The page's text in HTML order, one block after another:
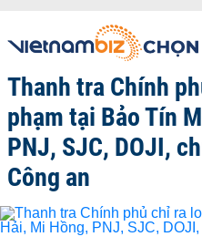
Thanh tra Chính
phạm tại Bảo Tín
PNJ, SJC, DOJI,
Công an